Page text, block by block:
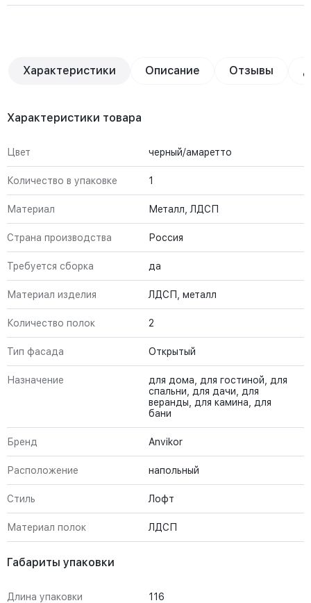
Характеристики Описание Отзывы
Характеристики товара
Цвет черный/амаретто
Количество в упаковке 1
Материал Металл, ЛДСП
Страна производства Россия
Требуется сборка да
Материал изделия ЛДСП, металл
Количество полок 2
Тип фасада Открытый
Назначение
для дома, для гостиной, для
спальни, для дачи, для
веранды, для камина, для
бани
Бренд Anvikor
Расположение напольный
Стиль Лофт
Материал полок ЛДСП
Габариты упаковки
Длина упаковки 116